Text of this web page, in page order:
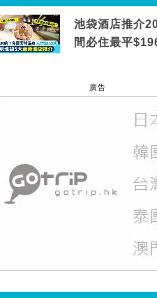
池袋酒店推介
間必住最平
廣告